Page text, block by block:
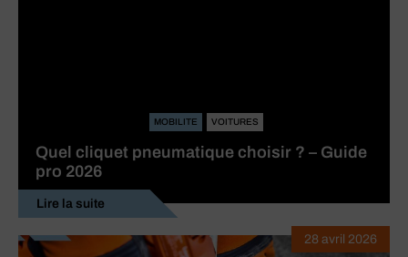
MOBILITE VOITURES
Quel cliquet pneumatique choisir ? – Guide
pro 2026
Lire la suite
28 avril 2026